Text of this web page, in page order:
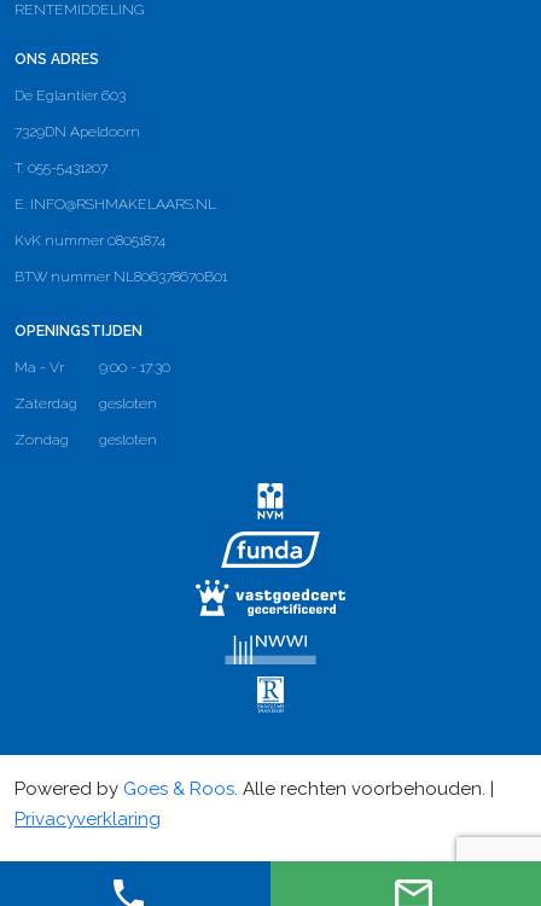
RENTEMIDDELING
ONS ADRES
De Eglantier 603
7329DN Apeldoorn
T. 055-5431207
E. INFO@RSHMAKELAARS.NL
KvK nummer 08051874
BTW nummer NL806378670B01
OPENINGSTIJDEN
Ma - Vr 9:00 - 17:30
Zaterdag gesloten
Zondag gesloten
Powered by Goes & Roos. Alle rechten voorbehouden. |
Privacyverklaring